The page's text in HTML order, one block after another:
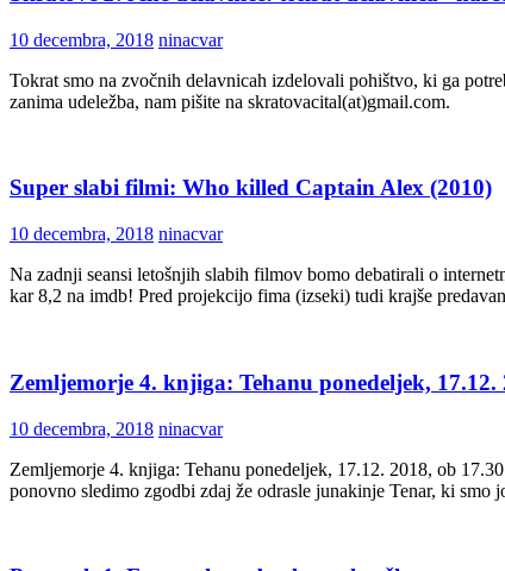
10 decembra, 2018 ninacvar
Tokrat smo na zvočnih delavnicah izdelovali pohištvo, ki ga
zanima udeležba, nam pišite na skratovacital(at)gmail.com.
Super slabi filmi: Who killed Captain Alex (2010)
10 decembra, 2018 ninacvar
Na zadnji seansi letošnjih slabih filmov bomo debatirali o
kar 8,2 na imdb! Pred projekcijo fima (izseki) tudi krajše
Zemljemorje 4. knjiga: Tehanu ponedeljek,
10 decembra, 2018 ninacvar
Zemljemorje 4. knjiga: Tehanu ponedeljek, 17.12. 2018, ob
ponovno sledimo zgodbi zdaj že odrasle junakinje Tenar, ki